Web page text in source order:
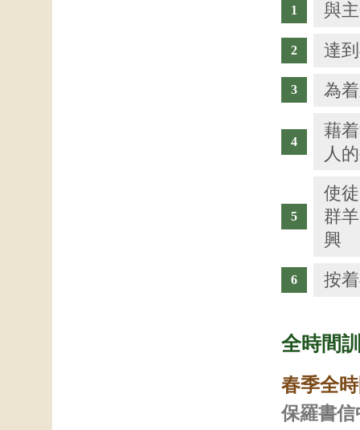
與
達
為
藉
人
使
群
興
按
全時間
春季全
保羅書